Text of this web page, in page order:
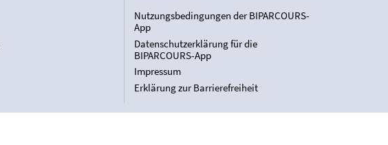
Nutzungsbedingungen der BIPARCOURS-
App
Datenschutzerklärung für die
BIPARCOURS-App
Impressum
Erklärung zur Barrierefreiheit